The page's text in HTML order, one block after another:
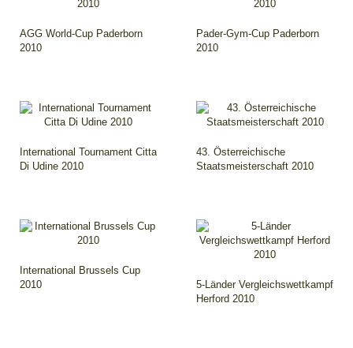
AGG World-Cup Paderborn
2010
Pader-Gym-Cup Paderborn
2010
International Tournament Citta
Di Udine 2010
43. Österreichische
Staatsmeisterschaft 2010
International Brussels Cup
2010
5-Länder Vergleichswettkampf
Herford 2010